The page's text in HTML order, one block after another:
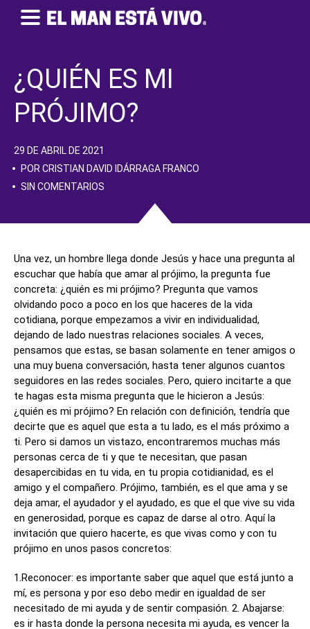
¿QUIÉN ES MI
PRÓJIMO?
29 DE ABRIL DE 2021
POR CRISTIAN DAVID IDÁRRAGA FRANCO
SIN COMENTARIOS
Una vez, un hombre llega donde Jesús y hace una pregunta al
escuchar que había que amar al prójimo, la pregunta fue
concreta: ¿quién es mi prójimo? Pregunta que vamos
olvidando poco a poco en los que haceres de la vida
cotidiana, porque empezamos a vivir en individualidad,
dejando de lado nuestras relaciones sociales. A veces,
pensamos que estas, se basan solamente en tener amigos o
una muy buena conversación, hasta tener algunos cuantos
seguidores en las redes sociales. Pero, quiero incitarte a que
te hagas esta misma pregunta que le hicieron a Jesús:
¿quién es mi prójimo? En relación con definición, tendría que
decirte que es aquel que esta a tu lado, es el más próximo a
ti. Pero si damos un vistazo, encontraremos muchas más
personas cerca de ti y que te necesitan, que pasan
desapercibidas en tu vida, en tu propia cotidianidad, es el
amigo y el compañero. Prójimo, también, es el que ama y se
deja amar, el ayudador y el ayudado, es que el que vive su vida
en generosidad, porque es capaz de darse al otro. Aquí la
invitación que quiero hacerte, es que vivas como y con tu
prójimo en unos pasos concretos:
1.Reconocer: es importante saber que aquel que está junto a
mí, es persona y por eso debo medir en igualdad de ser
necesitado de mi ayuda y de sentir compasión. 2. Abajarse:
es ir hasta donde la persona necesita mi ayuda, es vencer la